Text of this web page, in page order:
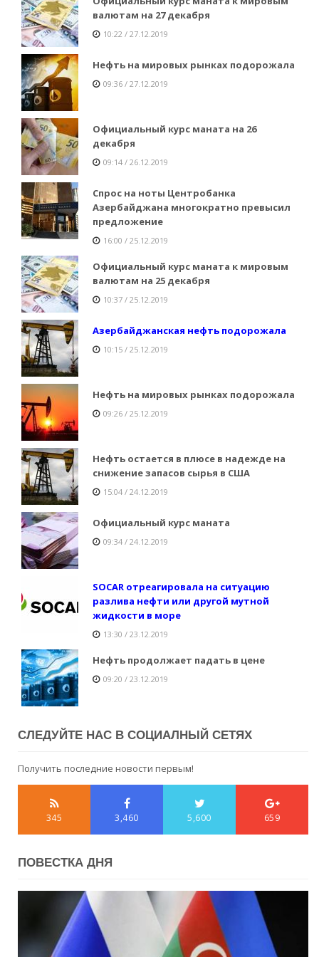
валютам на 27 декабря
10:22 / 27.12.2019
Нефть на мировых рынках подорожала
09:36 / 27.12.2019
Официальный курс маната на 26
декабря
09:14 / 26.12.2019
Спрос на ноты Центробанка
Азербайджана многократно превысил
предложение
16:00 / 25.12.2019
Официальный курс маната к мировым
валютам на 25 декабря
10:37 / 25.12.2019
Азербайджанская нефть подорожала
10:15 / 25.12.2019
Нефть на мировых рынках подорожала
09:26 / 25.12.2019
Нефть остается в плюсе в надежде на
снижение запасов сырья в США
15:04 / 24.12.2019
Официальный курс маната
09:34 / 24.12.2019
SOCAR отреагировала на ситуацию
разлива нефти или другой мутной
жидкости в море
13:30 / 23.12.2019
Нефть продолжает падать в цене
09:20 / 23.12.2019
СЛЕДУЙТЕ НАС В СОЦИАЛНЫЙ СЕТЯХ
Получить последние новости первым!
345 3,460 5,600 659
ПОВЕСТКА ДНЯ